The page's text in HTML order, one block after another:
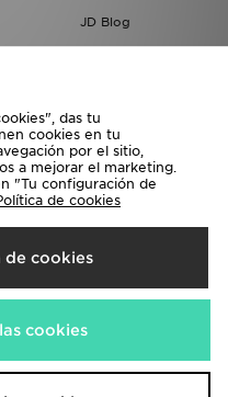
JD Blog
País
formas de pago
das tu
cookies en tu
por el sitio,
a mejorar el marketing.
"Tu configuración de
de cookies
de cookies
cookies